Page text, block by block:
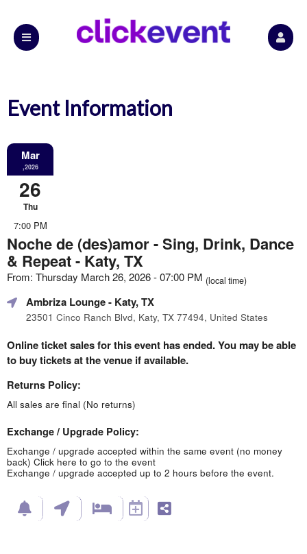
Event Information
Mar
,2026
26
Thu
7:00 PM
Noche de (des)amor - Sing, Drink, Dance
& Repeat - Katy, TX
From: Thursday March 26, 2026 - 07:00 PM (local time)
Ambriza Lounge- Katy, TX
23501 Cinco Ranch Blvd, Katy, TX 77494, United States
Online ticket sales for this event has ended. You may be able
to buy tickets at the venue if available.
Returns Policy:
All sales are final (No returns)
Exchange / Upgrade Policy:
Exchange / upgrade accepted within the same event (no money
back) Click here to go to the event
Exchange / upgrade accepted up to 2 hours before the event.